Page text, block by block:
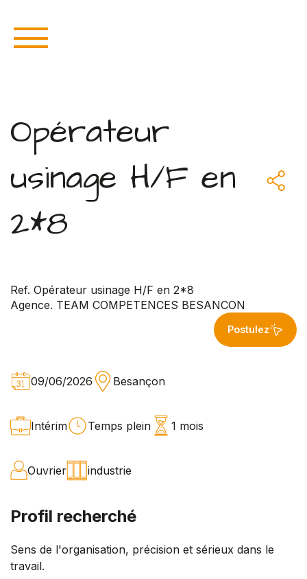
Opérateur
usinage H/F en
2*8
Ref. Opérateur usinage H/F en 2*8
Agence. TEAM COMPETENCES BESANCON
Postulez
09/06/2026 Besançon
Intérim Temps plein 1 mois
Ouvrier industrie
Profil recherché
Sens de l'organisation, précision et sérieux dans le
travail.